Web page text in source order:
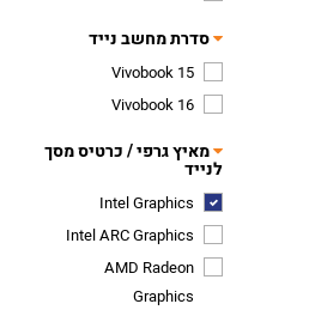
סדרת מחשב נייד
Vivobook 15
Vivobook 16
מאיץ גרפי / כרטיס מסך
לנייד
Intel Graphics
Intel ARC Graphics
​AMD Radeon
Graphics